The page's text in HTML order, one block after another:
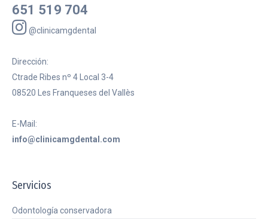
651 519 704
@clinicamgdental
Dirección:
Ctrade Ribes nº 4 Local 3-4
08520 Les Franqueses del Vallès
E-Mail:
info@clinicamgdental.com
Servicios
Odontología conservadora